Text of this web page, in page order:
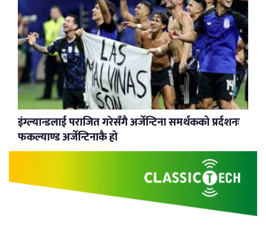
इंग्ल्यान्डलाई पराजित गरेसँगै अर्जेन्टिना समर्थकको प्रर्दशनः
फकल्याण्ड अर्जेन्टिनाकै हो